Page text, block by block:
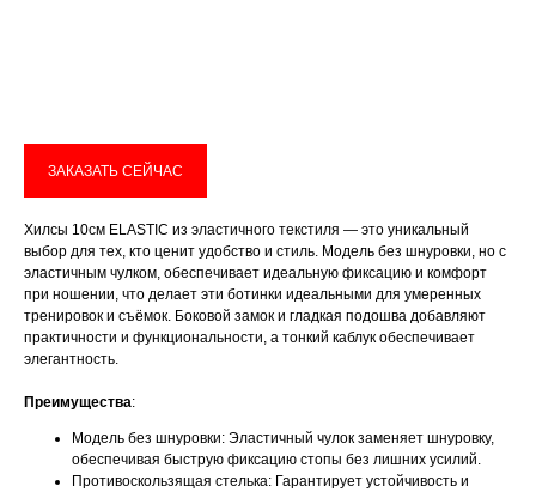
Имя
Телефон
Отправить
ЗАКАЗАТЬ СЕЙЧАС
Хилсы 10см ELASTIC из эластичного текстиля — это уникальный
выбор для тех, кто ценит удобство и стиль. Модель без шнуровки, но с
эластичным чулком, обеспечивает идеальную фиксацию и комфорт
при ношении, что делает эти ботинки идеальными для умеренных
тренировок и съёмок. Боковой замок и гладкая подошва добавляют
практичности и функциональности, а тонкий каблук обеспечивает
элегантность.
Преимущества:
Модель без шнуровки: Эластичный чулок заменяет шнуровку,
обеспечивая быструю фиксацию стопы без лишних усилий.
Противоскользящая стелька: Гарантирует устойчивость и